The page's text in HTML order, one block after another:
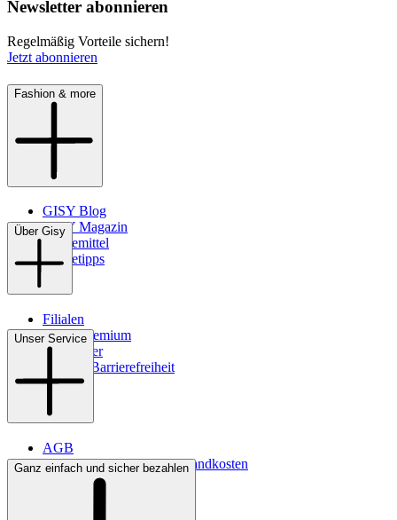
Newsletter abonnieren
Regelmäßig Vorteile sichern!
Jetzt abonnieren
Fashion & more
GISY Blog
GISY Magazin
Pflegemittel
Pflegetipps
Über Gisy
Filialen
WMS-Premium
Newsletter
Digitale Barrierefreiheit
Unser Service
AGB
Lieferbedingungen & Versandkosten
Bezahlung
Ganz einfach und sicher bezahlen